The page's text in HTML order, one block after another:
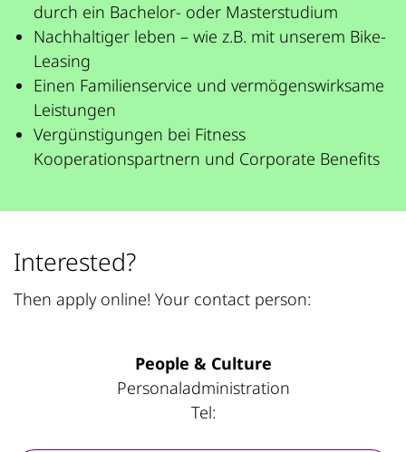
durch ein Bachelor- oder Masterstudium
Nachhaltiger leben – wie z.B. mit unserem Bike-
Leasing
Einen Familienservice und vermögenswirksame
Leistungen
Vergünstigungen bei Fitness
Kooperationspartnern und Corporate Benefits
Interested?
Then apply online! Your contact person:
People & Culture
Personaladministration
Tel: